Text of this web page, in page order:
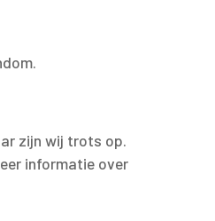
zijn wij trots op.
informatie over